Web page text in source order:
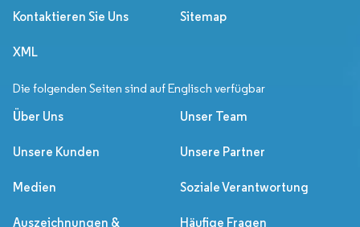
Kontaktieren Sie Uns Sitemap
XML
Die folgenden Seiten sind auf Englisch verfügbar
Über Uns Unser Team
Unsere Kunden Unsere Partner
Medien Soziale Verantwortung
Auszeichnungen &
Häufige Fragen